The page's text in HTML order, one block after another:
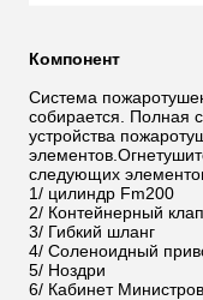
Компонент
Система
собирается. Полная
устройства
следующих
1/ цилиндр Fm200
2/ Контейнерный
3/ Гибкий шланг
4/ Соленоидный
5/ Ноздри
6/ Кабинет Министров